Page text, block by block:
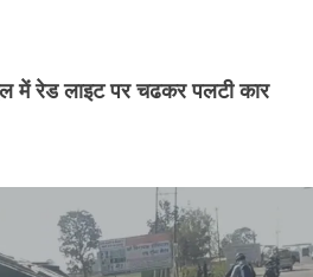
में रेड लाइट पर चढकर पलटी कार